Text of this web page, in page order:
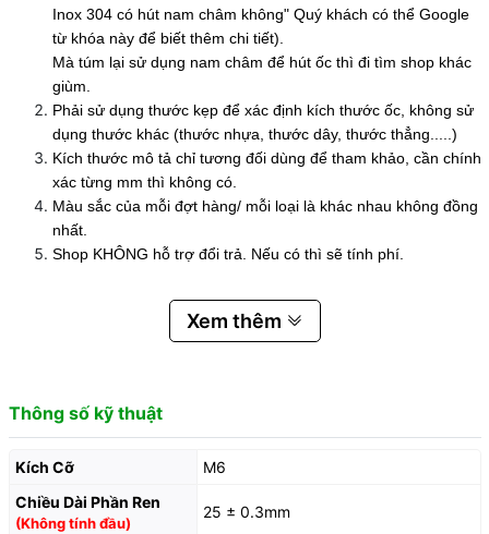
Inox 304 có hút nam châm không" Quý khách có thể Google
từ khóa này để biết thêm chi tiết).
Mà túm lại sử dụng nam châm để hút ốc thì đi tìm shop khác
giùm.
Phải sử dụng thước kẹp để xác định kích thước ốc, không sử
dụng thước khác (thước nhựa, thước dây, thước thẳng.....)
Kích thước mô tả chỉ tương đối dùng để tham khảo, cần chính
xác từng mm thì không có.
Màu sắc của mỗi đợt hàng/ mỗi loại là khác nhau không đồng
nhất.
Shop KHÔNG hỗ trợ đổi trả. Nếu có thì sẽ tính phí.
Xem thêm
Thông số kỹ thuật
Kích Cỡ
M6
Chiều Dài Phần Ren
(Không tính đầu)
25 ± 0.3mm